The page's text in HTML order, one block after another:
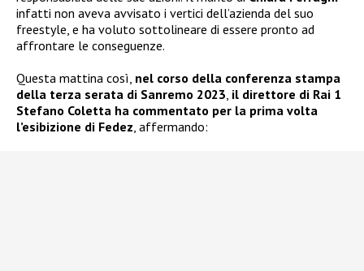
infatti non aveva avvisato i vertici dell’azienda del suo
freestyle, e ha voluto sottolineare di essere pronto ad
affrontare le conseguenze.
Questa mattina così, nel corso della conferenza stampa
della terza serata di Sanremo 2023, il direttore di Rai 1
Stefano Coletta ha commentato per la prima volta
l’esibizione di Fedez, affermando: